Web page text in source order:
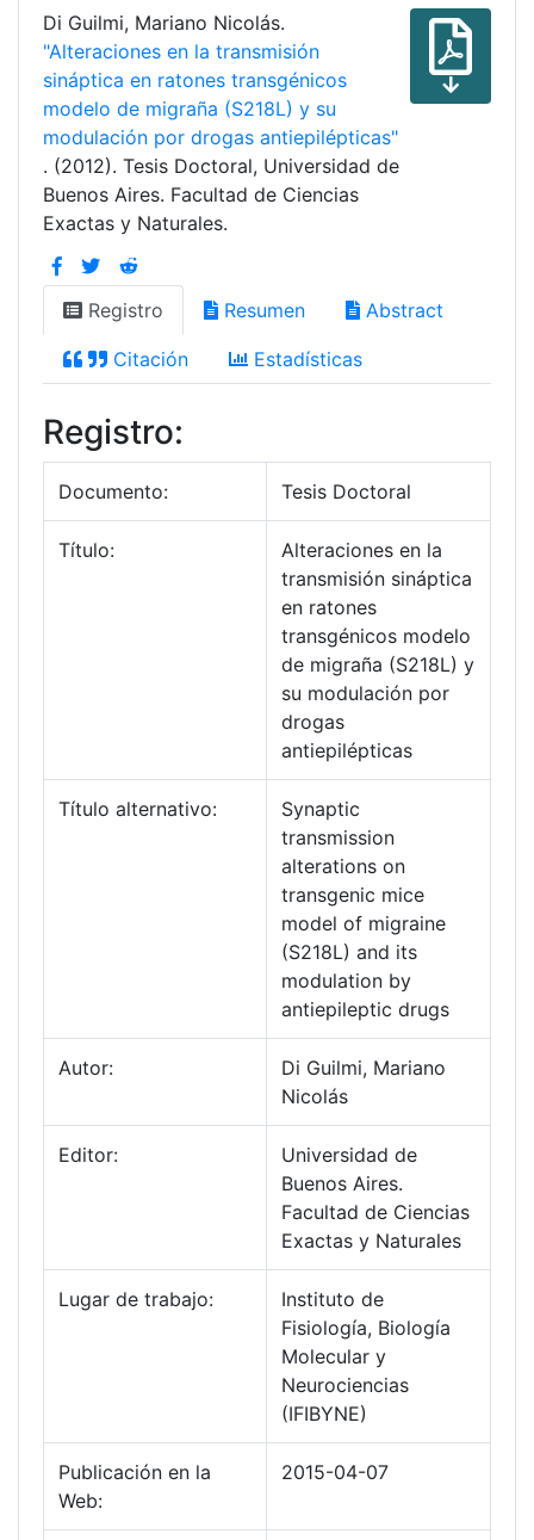
Di Guilmi, Mariano Nicolás.
"Alteraciones en la transmisión
sináptica en ratones transgénicos
modelo de migraña (S218L) y su
modulación por drogas antiepilépticas"
. (2012). Tesis Doctoral, Universidad de
Buenos Aires. Facultad de Ciencias
Exactas y Naturales.
Registro Resumen Abstract
Citación Estadísticas
Registro:
Documento: Tesis Doctoral
Título:
Alteraciones en la
transmisión sináptica
en ratones
transgénicos modelo
de migraña (S218L) y
su modulación por
drogas
antiepilépticas
Título alternativo:
Synaptic
transmission
alterations on
transgenic mice
model of migraine
(S218L) and its
modulation by
antiepileptic drugs
Autor:
Di Guilmi, Mariano
Nicolás
Editor:
Universidad de
Buenos Aires.
Facultad de Ciencias
Exactas y Naturales
Lugar de trabajo:
Instituto de
Fisiología, Biología
Molecular y
Neurociencias
(IFIBYNE)
Publicación en la
Web:
2015-04-07